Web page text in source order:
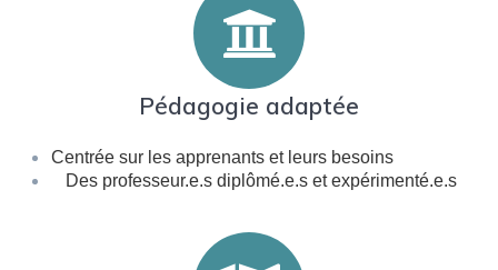
Pédagogie adaptée
Centrée sur les apprenants et leurs besoins
Des professeur.e.s diplômé.e.s et expérimenté.e.s